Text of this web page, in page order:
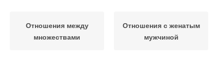
Отношения между
множествами
Отношения с женатым
мужчиной